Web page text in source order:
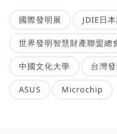
國際發明展 JDIE日
世界發明智慧財產聯盟總
中國文化大學 台灣
ASUS Microchip